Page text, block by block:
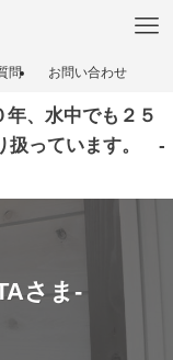
問 お問い合わせ
、水中でも２５
扱っています。 ‐
さま‐